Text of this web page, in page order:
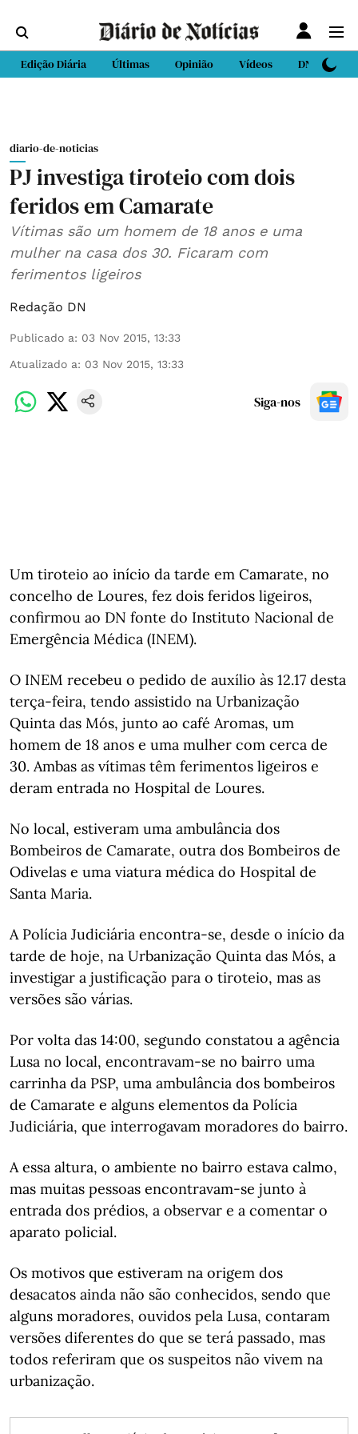
Edição Diária Últimas Opinião Vídeos DN Sport
diario-de-noticias
PJ investiga tiroteio com dois
feridos em Camarate
Vítimas são um homem de 18 anos e uma
mulher na casa dos 30. Ficaram com
ferimentos ligeiros
Redação DN
Publicado a: 03 Nov 2015, 13:33
Atualizado a: 03 Nov 2015, 13:33
Siga-nos
Um tiroteio ao início da tarde em Camarate, no
concelho de Loures, fez dois feridos ligeiros,
confirmou ao DN fonte do Instituto Nacional de
Emergência Médica (INEM).
O INEM recebeu o pedido de auxílio às 12.17 desta
terça-feira, tendo assistido na Urbanização
Quinta das Mós, junto ao café Aromas, um
homem de 18 anos e uma mulher com cerca de
30. Ambas as vítimas têm ferimentos ligeiros e
deram entrada no Hospital de Loures.
No local, estiveram uma ambulância dos
Bombeiros de Camarate, outra dos Bombeiros de
Odivelas e uma viatura médica do Hospital de
Santa Maria.
A Polícia Judiciária encontra-se, desde o início da
tarde de hoje, na Urbanização Quinta das Mós, a
investigar a justificação para o tiroteio, mas as
versões são várias.
Por volta das 14:00, segundo constatou a agência
Lusa no local, encontravam-se no bairro uma
carrinha da PSP, uma ambulância dos bombeiros
de Camarate e alguns elementos da Polícia
Judiciária, que interrogavam moradores do bairro.
A essa altura, o ambiente no bairro estava calmo,
mas muitas pessoas encontravam-se junto à
entrada dos prédios, a observar e a comentar o
aparato policial.
Os motivos que estiveram na origem dos
desacatos ainda não são conhecidos, sendo que
alguns moradores, ouvidos pela Lusa, contaram
versões diferentes do que se terá passado, mas
todos referiram que os suspeitos não vivem na
urbanização.